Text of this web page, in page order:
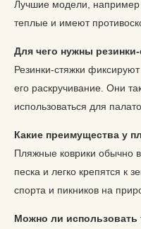
Лучшие модели, например
теплые и имеют
Для чего нужны
Резинки-стяжки
его раскручивание. Они
использоваться для
Какие преимущества у
Пляжные коврики обычно
песка и легко крепятся к
спорта и пикников на
Можно ли использовать